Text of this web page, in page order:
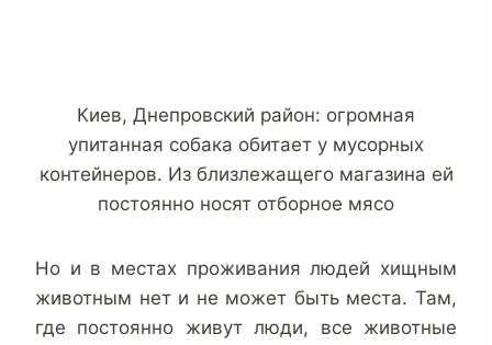
Киев, Днепровский район: огромная
упитанная собака обитает у мусорных
контейнеров. Из близлежащего магазина ей
постоянно носят отборное мясо
Но и в местах проживания людей хищным
животным нет и не может быть места. Там,
где постоянно живут люди, все животные